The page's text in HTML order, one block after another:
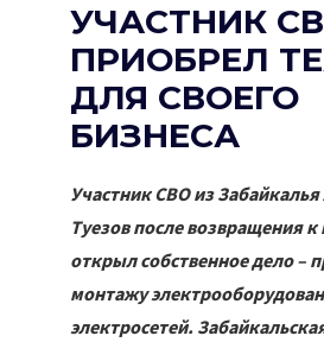
УЧАСТНИК
ПРИОБРЕЛ
ДЛЯ СВОЕГО
БИЗНЕСА
Участник СВО из
Туезов после возвращения
открыл собственное дело –
монтажу
электросетей.